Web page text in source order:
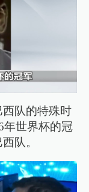
队的特殊时
年世界杯的冠
队。